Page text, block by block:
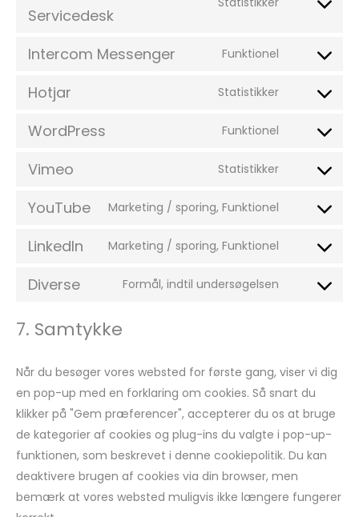
Servicedesk
Intercom Messenger Funktionel
Hotjar Statistikker
WordPress Funktionel
Vimeo Statistikker
YouTube Marketing / sporing, Funktionel
LinkedIn Marketing / sporing, Funktionel
Diverse Formål, indtil undersøgelsen
7. Samtykke
Når du besøger vores websted for første gang, viser vi dig
en pop-up med en forklaring om cookies. Så snart du
klikker på "Gem præferencer", accepterer du os at bruge
de kategorier af cookies og plug-ins du valgte i pop-up-
funktionen, som beskrevet i denne cookiepolitik. Du kan
deaktivere brugen af ​​cookies via din browser, men
bemærk at vores websted muligvis ikke længere fungerer